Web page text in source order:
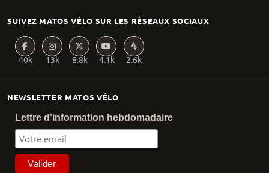
NEWSLETTER MATOS VÉLO
Lettre d'information hebdomadaire
SUIVEZ MATOS VÉLO SUR LES RÉSEAUX SOCIAUX
40k 13k 8.8k 4.1k 2.6k